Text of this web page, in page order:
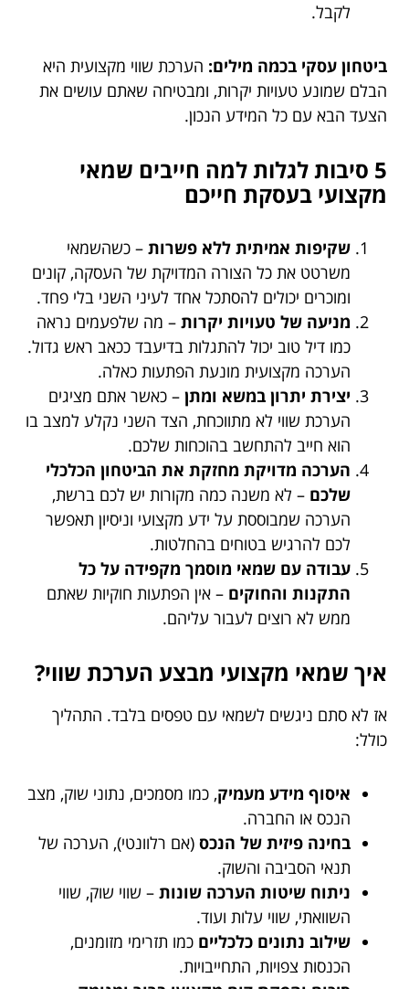
לקבל.
ביטחון עסקי בכמה מילים: הערכת שווי מקצועית היא
הבלם שמונע טעויות יקרות, ומבטיחה שאתם עושים את
הצעד הבא עם כל המידע הנכון.
5 סיבות לגלות למה חייבים שמאי
מקצועי בעסקת חייכם
שקיפות אמיתית ללא פשרות – כשהשמאי
משרטט את כל הצורה המדויקת של העסקה, קונים
ומוכרים יכולים להסתכל אחד לעיני השני בלי פחד.
מניעה של טעויות יקרות – מה שלפעמים נראה
כמו דיל טוב יכול להתגלות בדיעבד ככאב ראש גדול.
הערכה מקצועית מונעת הפתעות כאלה.
יצירת יתרון במשא ומתן – כאשר אתם מציגים
הערכת שווי לא מתווכחת, הצד השני נקלע למצב בו
הוא חייב להתחשב בהוכחות שלכם.
הערכה מדויקת מחזקת את הביטחון הכלכלי
שלכם – לא משנה כמה מקורות יש לכם ברשת,
הערכה שמבוססת על ידע מקצועי וניסיון תאפשר
לכם להרגיש בטוחים בהחלטות.
עבודה עם שמאי מוסמך מקפידה על כל
התקנות והחוקים – אין הפתעות חוקיות שאתם
ממש לא רוצים לעבור עליהם.
איך שמאי מקצועי מבצע הערכת שווי?
אז לא סתם ניגשים לשמאי עם טפסים בלבד. התהליך
כולל:
איסוף מידע מעמיק, כמו מסמכים, נתוני שוק, מצב
הנכס או החברה.
בחינה פיזית של הנכס (אם רלוונטי), הערכה של
תנאי הסביבה והשוק.
ניתוח שיטות הערכה שונות – שווי שוק, שווי
השוואתי, שווי עלות ועוד.
שילוב נתונים כלכליים כמו תזרימי מזומנים,
הכנסות צפויות, התחייבויות.